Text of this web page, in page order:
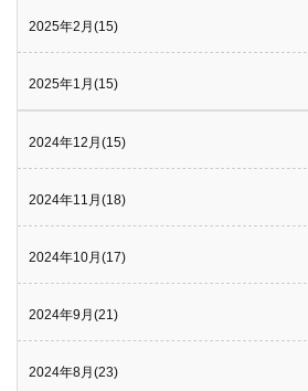
2025年2月(15)
2025年1月(15)
2024年12月(15)
2024年11月(18)
2024年10月(17)
2024年9月(21)
2024年8月(23)